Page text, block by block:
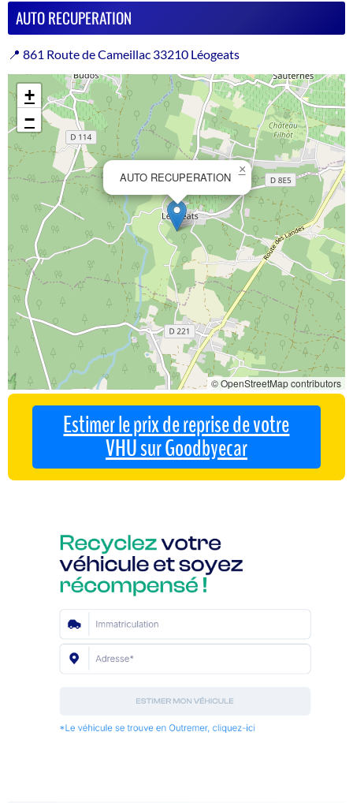
AUTO RECUPERATION
📍 861 Route de Cameillac 33210 Léogeats
AUTO RECUPERATION
×
+
−
© OpenStreetMap contributors
Estimer le prix de reprise de votre
VHU sur Goodbyecar